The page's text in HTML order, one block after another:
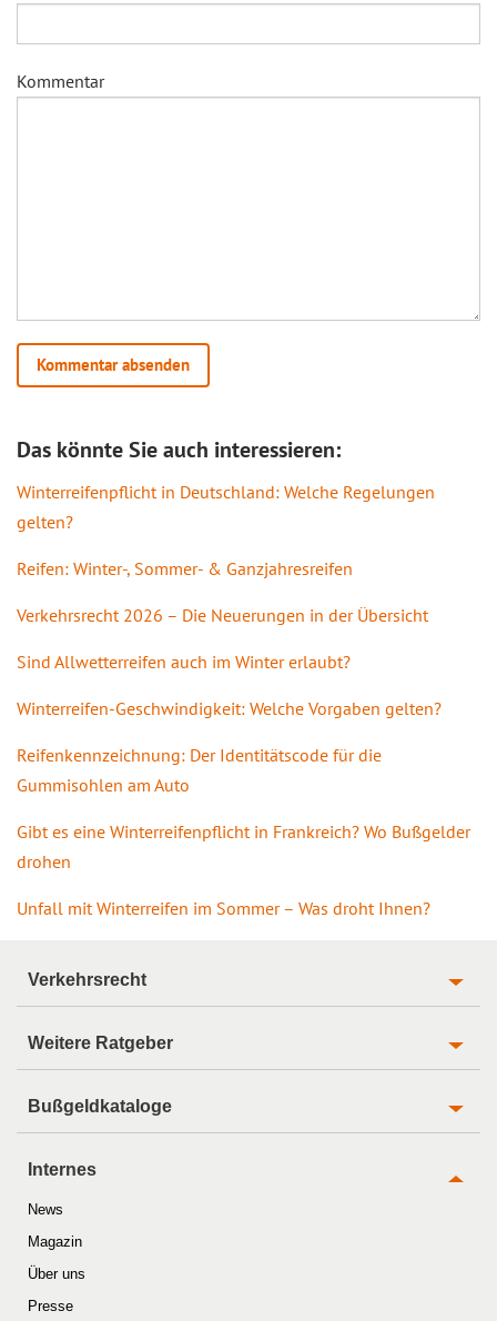
Kommentar
Das könnte Sie auch interessieren:
Winterreifenpflicht in Deutschland: Welche Regelungen
gelten?
Reifen: Winter-, Sommer- & Ganzjahresreifen
Verkehrsrecht 2026 – Die Neuerungen in der Übersicht
Sind Allwetterreifen auch im Winter erlaubt?
Winterreifen-Geschwindigkeit: Welche Vorgaben gelten?
Reifenkennzeichnung: Der Identitätscode für die
Gummisohlen am Auto
Gibt es eine Winterreifenpflicht in Frankreich? Wo Bußgelder
drohen
Unfall mit Winterreifen im Sommer – Was droht Ihnen?
Verkehrsrecht
Weitere Ratgeber
Bußgeldkataloge
Internes
News
Magazin
Über uns
Presse